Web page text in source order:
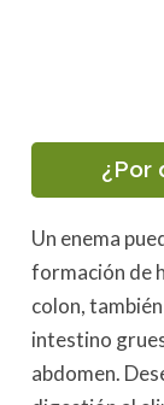
¿Por
Un enema
formación de
colon,
intestino
abdomen.